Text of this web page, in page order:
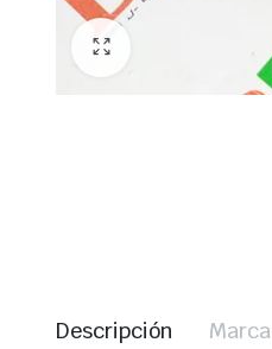
Descripción Marca